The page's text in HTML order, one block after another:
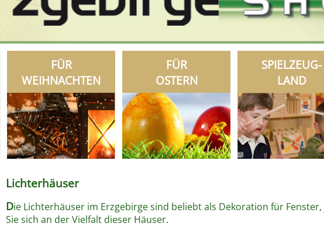
FÜR
WEIHNACHTEN
FÜR
OSTERN
SPIELZEUG-
LAND
Lichterhäuser
Die Lichterhäuser im Erzgebirge sind beliebt als Dekoration für
Sie sich an der Vielfalt dieser Häuser.